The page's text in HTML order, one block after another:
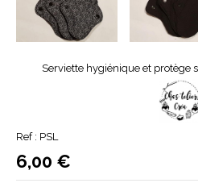
Serviette hygiénique et protège
Ref : PSL
6,00 €